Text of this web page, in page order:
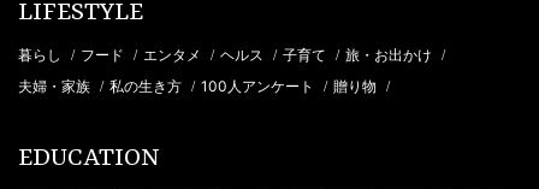
LIFESTYLE
暮らし / フード / エンタメ / ヘルス / 子育て / 旅・お出かけ /
夫婦・家族 / 私の生き方 / 100人アンケート / 贈り物 /
EDUCATION